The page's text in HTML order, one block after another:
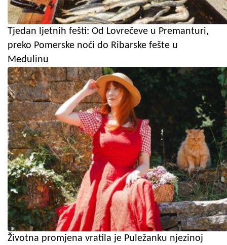
Tjedan ljetnih fešti: Od Lovrečeve u Premanturi,
preko Pomerske noći do Ribarske fešte u
Medulinu
Životna promjena vratila je Puležanku njezinoj